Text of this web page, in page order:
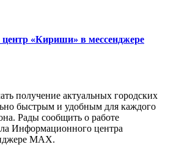
«Кириши» в мессенджере
получение актуальных городских
быстрым и удобным для каждого
Рады сообщить о работе
Информационного центра
MAX.